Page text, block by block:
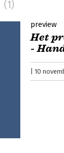
(1)
preview
Het
-
10